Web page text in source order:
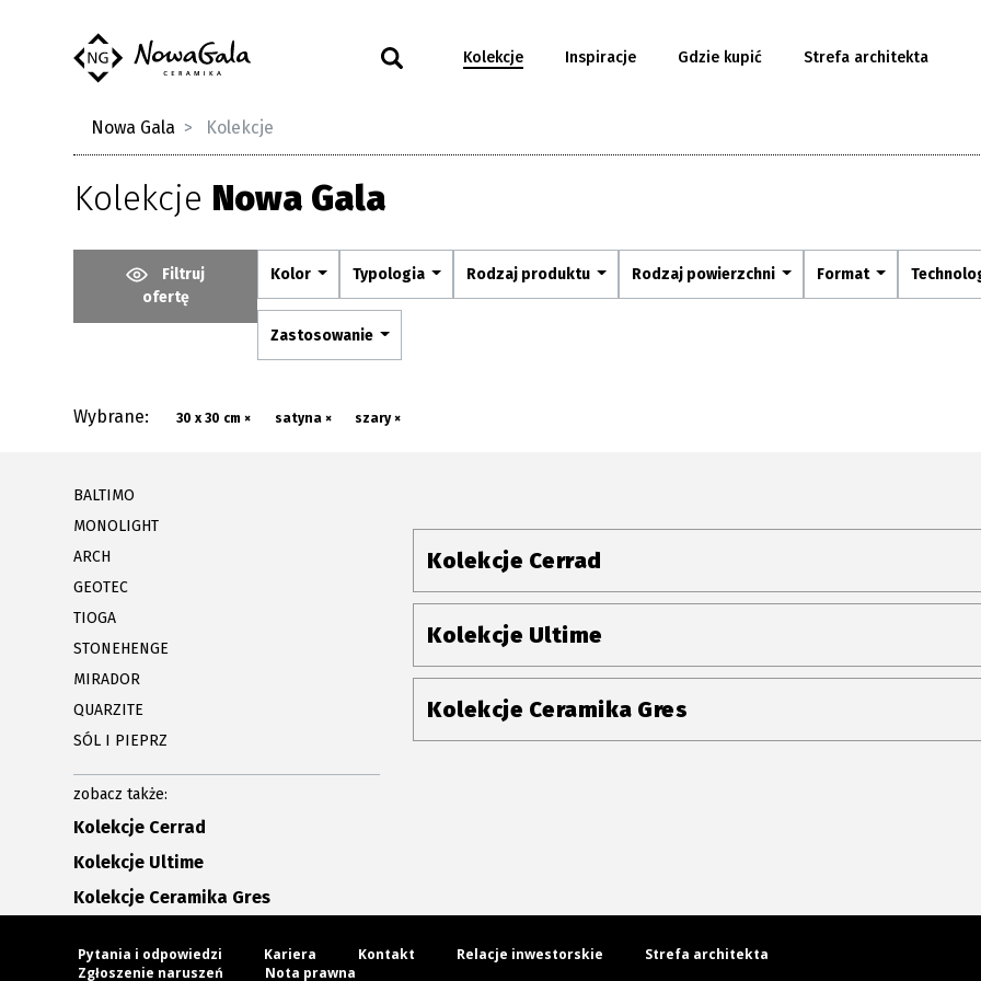
Kolekcje Inspiracje Gdzie kupić Strefa architekta
Nowa Gala Kolekcje
Kolekcje Nowa Gala
Filtruj
ofertę
Kolor Typologia Rodzaj produktu Rodzaj powierzchni Format
Zastosowanie
Wybrane: 30 x 30 cm × satyna × szary ×
BALTIMO
MONOLIGHT
ARCH
GEOTEC
TIOGA
STONEHENGE
MIRADOR
QUARZITE
SÓL I PIEPRZ
zobacz także:
Kolekcje Cerrad
Kolekcje Ultime
Kolekcje Ceramika Gres
Kolekcje Cerrad
Kolekcje Ultime
Kolekcje Ceramika Gres
Pytania i odpowiedzi Kariera Kontakt Relacje inwestorskie
Strefa architekta
Zgłoszenie naruszeń
Nota prawna